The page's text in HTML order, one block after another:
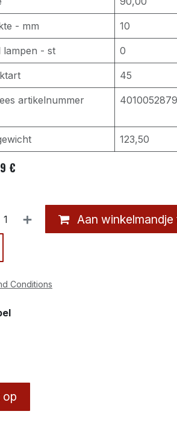
- mm 10
lampen - st 0
45
artikelnummer
123,50
€
Aan
Conditions
op